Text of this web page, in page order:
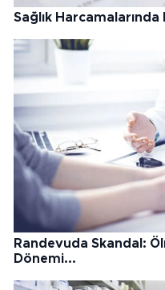
Sağlık
Randevuda Skandal:
Dönemi...